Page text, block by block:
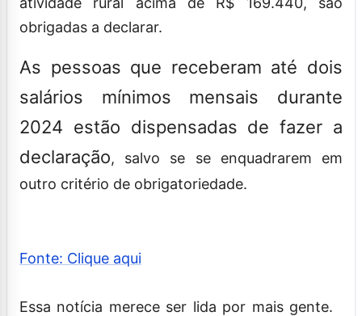
obrigadas a declarar.
As pessoas que receberam até dois
salários mínimos mensais durante
2024 estão dispensadas de fazer a
declaração, salvo se se enquadrarem em
outro critério de obrigatoriedade.
Fonte: Clique aqui
Essa notícia merece ser lida por mais gente.